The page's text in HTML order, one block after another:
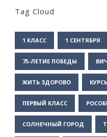
Tag Cloud
1 КЛАСС 1 СЕНТЯБРЯ
75-ЛЕТИЕ ПОБЕДЫ
ЖИТЬ ЗДОРОВО
ПЕРВЫЙ КЛАСС
СОЛНЕЧНЫЙ ГОРОД